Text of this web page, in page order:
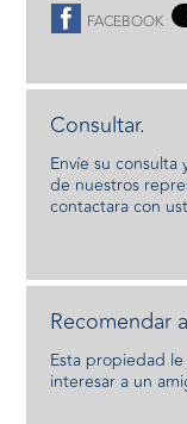
FACEBOOK
Consultar.
Envíe su
de nuestros
contactara con
Recomendar
Esta propiedad
interesar a un